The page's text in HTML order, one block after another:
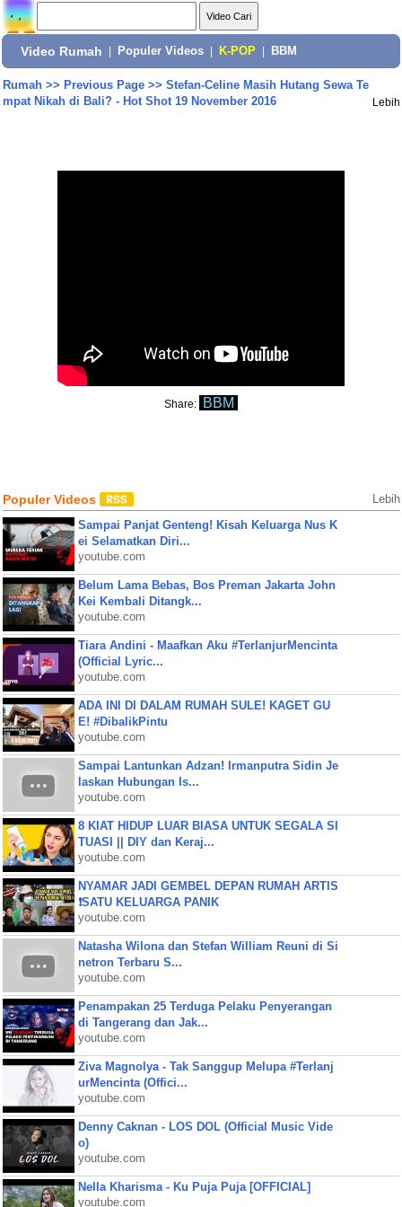
Video Rumah Populer Videos K-POP BBM
Rumah>> Previous Page>> Stefan-Celine Masih Hutang Sewa Te
mpat Nikah di Bali? - Hot Shot 19 November 2016
Lebih
Share: BBM
Populer Videos Lebih
Sampai Panjat Genteng! Kisah Keluarga Nus K
ei Selamatkan Diri...
youtube.com
Belum Lama Bebas, Bos Preman Jakarta John
Kei Kembali Ditangk...
youtube.com
Tiara Andini - Maafkan Aku #TerlanjurMencinta
(Official Lyric...
youtube.com
ADA INI DI DALAM RUMAH SULE! KAGET GU
E! #DibalikPintu
youtube.com
Sampai Lantunkan Adzan! Irmanputra Sidin Je
laskan Hubungan Is...
youtube.com
8 KIAT HIDUP LUAR BIASA UNTUK SEGALA SI
TUASI || DIY dan Keraj...
youtube.com
NYAMAR JADI GEMBEL DEPAN RUMAH ARTIS
❗SATU KELUARGA PANIK
youtube.com
Natasha Wilona dan Stefan William Reuni di Si
netron Terbaru S...
youtube.com
Penampakan 25 Terduga Pelaku Penyerangan
di Tangerang dan Jak...
youtube.com
Ziva Magnolya - Tak Sanggup Melupa #Terlanj
urMencinta (Offici...
youtube.com
Denny Caknan - LOS DOL (Official Music Vide
o)
youtube.com
Nella Kharisma - Ku Puja Puja [OFFICIAL]
youtube.com